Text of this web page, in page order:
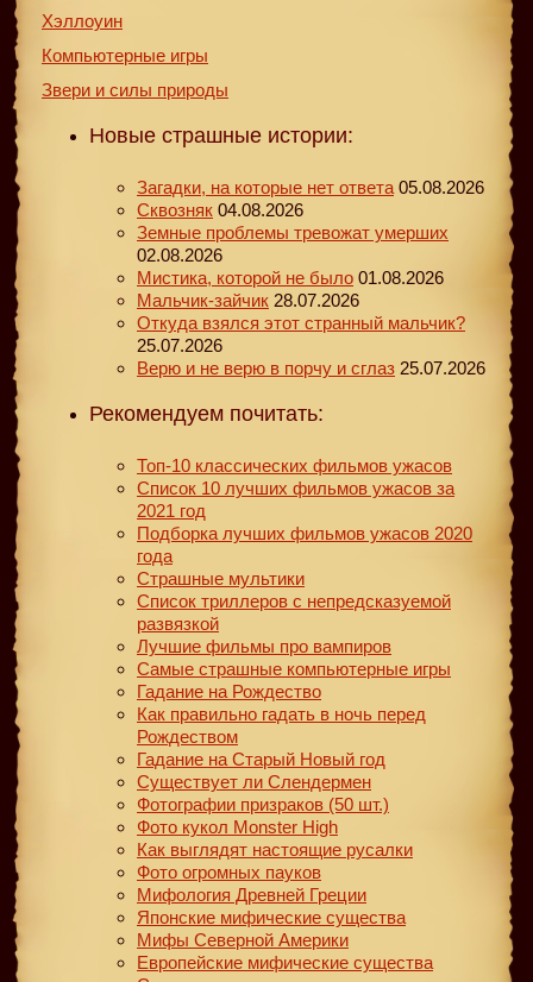
Хэллоуин
Компьютерные игры
Звери и силы природы
Новые страшные истории:
Загадки, на которые нет ответа 05.08.2026
Сквозняк 04.08.2026
Земные проблемы тревожат умерших
02.08.2026
Мистика, которой не было 01.08.2026
Мальчик-зайчик 28.07.2026
Откуда взялся этот странный мальчик?
25.07.2026
Верю и не верю в порчу и сглаз 25.07.2026
Рекомендуем почитать:
Топ-10 классических фильмов ужасов
Список 10 лучших фильмов ужасов за
2021 год
Подборка лучших фильмов ужасов 2020
года
Страшные мультики
Список триллеров с непредсказуемой
развязкой
Лучшие фильмы про вампиров
Самые страшные компьютерные игры
Гадание на Рождество
Как правильно гадать в ночь перед
Рождеством
Гадание на Старый Новый год
Существует ли Слендермен
Фотографии призраков (50 шт.)
Фото кукол Monster High
Как выглядят настоящие русалки
Фото огромных пауков
Мифология Древней Греции
Японские мифические существа
Мифы Северной Америки
Европейские мифические существа